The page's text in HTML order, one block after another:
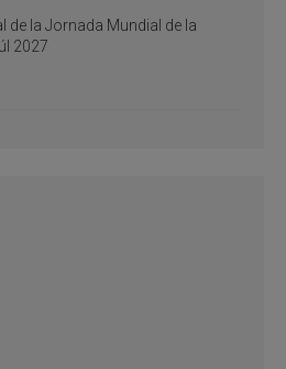
de la Jornada Mundial de la
2027